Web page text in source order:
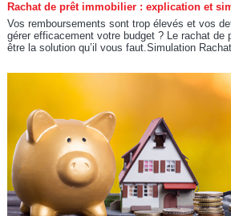
Rachat de prêt immobilier : explication et
Vos remboursements sont trop élevés et vos
gérer efficacement votre budget ? Le rachat de
être la solution qu’il vous faut.Simulation